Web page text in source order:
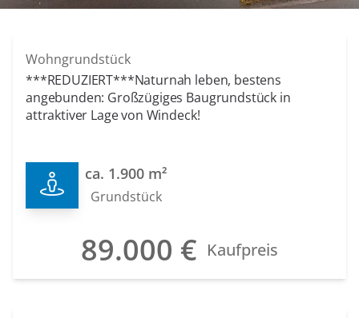
Wohngrundstück
***REDUZIERT***Naturnah leben, bestens
angebunden: Großzügiges Baugrundstück in
attraktiver Lage von Windeck!
ca. 1.900 m²
Grundstück
89.000 € Kaufpreis